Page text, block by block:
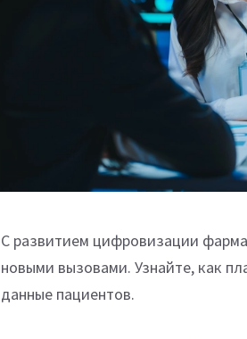
С развитием цифровизации
новыми вызовами. Узнайте, как
данные пациентов.